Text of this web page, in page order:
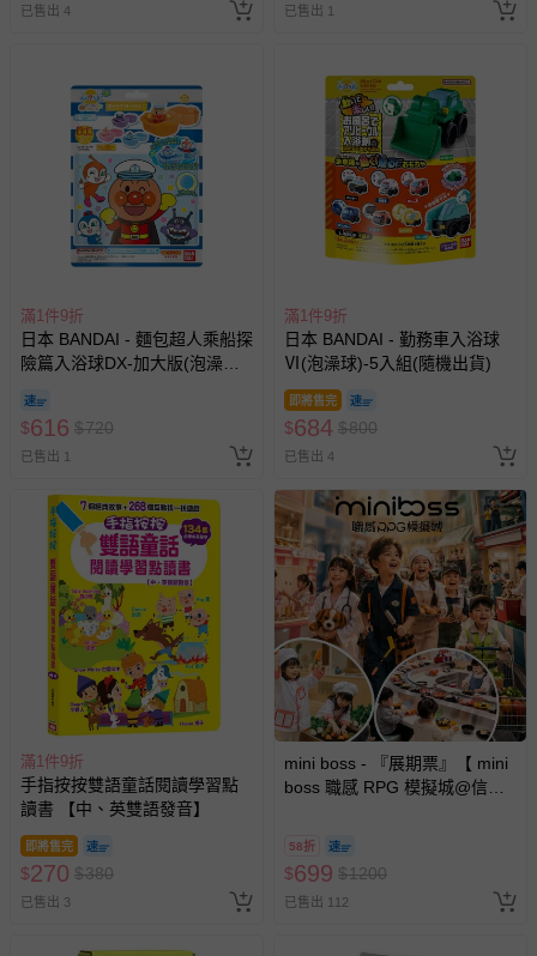
已售出 4 已售出 1
滿1件9折
日本 BANDAI - 麵包超人乘船探
險篇入浴球DX-加大版(泡澡球)
$616 $720
已售出 1
滿1件9折
日本 BANDAI - 勤務車入浴球
Ⅵ(泡澡球)-5入組(隨機出貨)
即將售完
$684 $800
已售出 4
滿1件9折
手指按按雙語童話閱讀學習點
讀書 【中、英雙語發音】
即將售完
$270 $380
已售出 3
mini boss - 『展期票』【 mini
boss 職感 RPG 模擬城@信義
期作廢) (兒童票(2歲以上)贈一
名陪伴成人)
58折
$699 $1200
已售出 112